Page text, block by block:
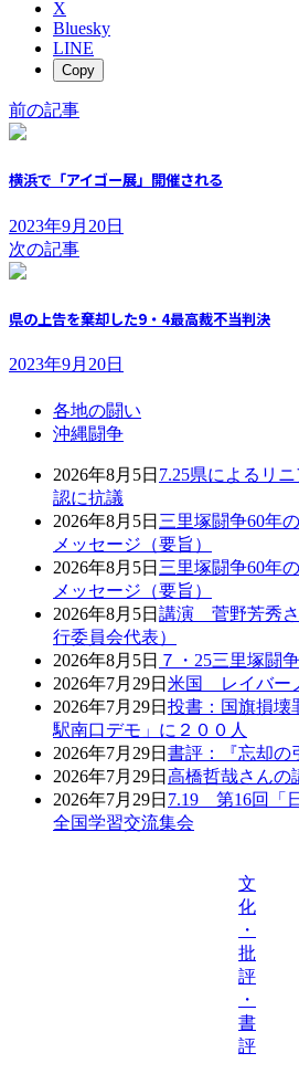
X
Bluesky
LINE
Copy
前の記事
横浜で「アイゴー展」開催される
2023年9月20日
次の記事
県の上告を棄却した9・4最高裁不当判決
2023年9月20日
各地の闘い
沖縄闘争
2026年8月5日 7.25県によるリ
認に抗議
2026年8月5日 三里塚闘争60年
メッセージ（要旨）
2026年8月5日 三里塚闘争60年
メッセージ（要旨）
2026年8月5日 講演 菅野芳秀さ
行委員会代表）
2026年8月5日 ７・25三里塚闘
2026年7月29日 米国 レイバー
2026年7月29日 投書：国旗損壊
駅南口デモ」に２００人
2026年7月29日 書評：『忘却の
2026年7月29日 高橋哲哉さんの
2026年7月29日 7.19 第16回「
全国学習交流集会
文
化
・
批
評
・
書
評